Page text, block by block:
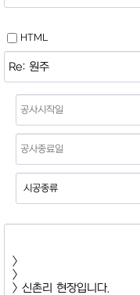
HTML